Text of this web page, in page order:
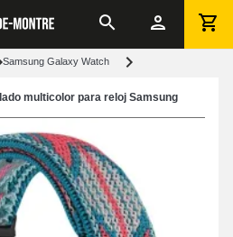
Samsung Galaxy Watch
multicolor para reloj Samsung